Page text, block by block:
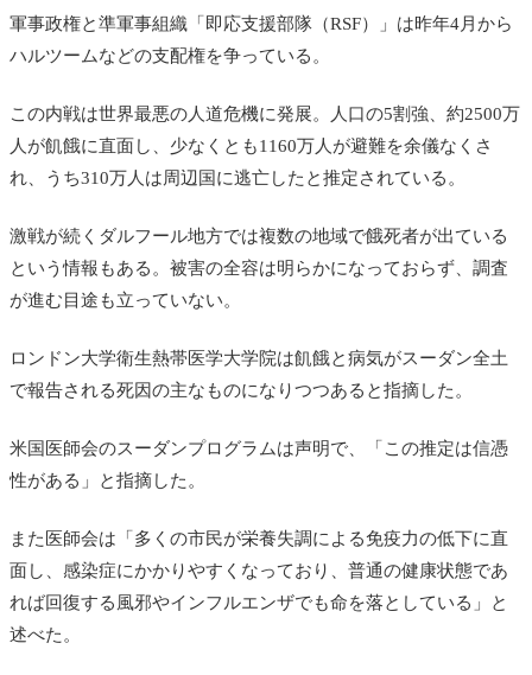
軍事政権と準軍事組織「即応支援部隊（RSF）」は昨年4月から
ハルツームなどの支配権を争っている。
この内戦は世界最悪の人道危機に発展。人口の5割強、約2500万
人が飢餓に直面し、少なくとも1160万人が避難を余儀なくさ
れ、うち310万人は周辺国に逃亡したと推定されている。
激戦が続くダルフール地方では複数の地域で餓死者が出ている
という情報もある。被害の全容は明らかになっておらず、調査
が進む目途も立っていない。
ロンドン大学衛生熱帯医学大学院は飢餓と病気がスーダン全土
で報告される死因の主なものになりつつあると指摘した。
米国医師会のスーダンプログラムは声明で、「この推定は信憑
性がある」と指摘した。
また医師会は「多くの市民が栄養失調による免疫力の低下に直
面し、感染症にかかりやすくなっており、普通の健康状態であ
れば回復する風邪やインフルエンザでも命を落としている」と
述べた。